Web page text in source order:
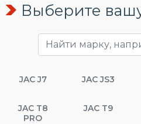
Выберите
JAC J7 JAC JS3
JAC T8
PRO
JAC T9